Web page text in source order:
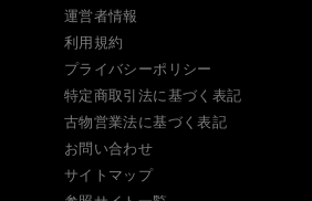
運営者情報
利用規約
プライバシーポリシー
特定商取引法に基づく表記
古物営業法に基づく表記
お問い合わせ
サイトマップ